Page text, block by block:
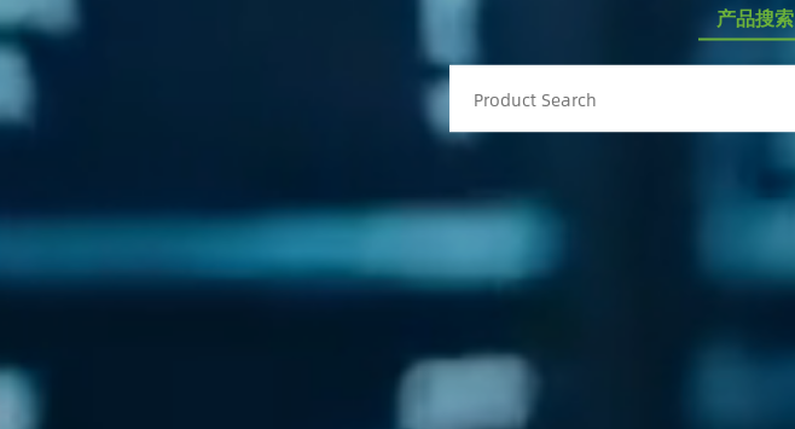
产品搜索